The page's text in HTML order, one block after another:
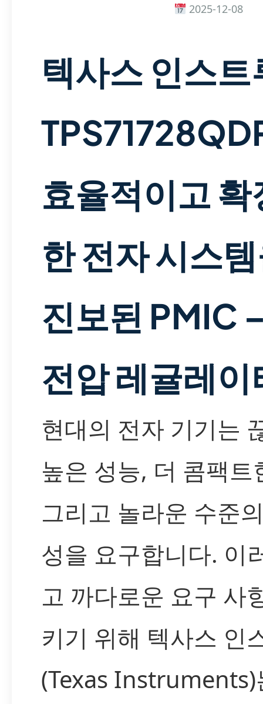
2025-12-08
텍사스 인스
효율적이고 확
한 전자 시스
진보된 PMIC
전압 레귤레이
현대의 전자 기기는
높은 성능, 더 콤팩트
그리고 놀라운 수준
성을 요구합니다. 이
고 까다로운 요구 사
키기 위해 텍사스 인
(Texas Instruments)